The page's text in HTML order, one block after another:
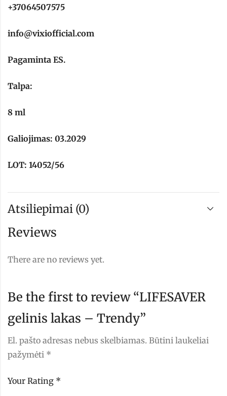
+37064507575
info@vixiofficial.com
Pagaminta ES.
Talpa:
8 ml
Galiojimas: 03.2029
LOT: 14052/56
Atsiliepimai (0)
Reviews
There are no reviews yet.
Be the first to review “LIFESAVER
gelinis lakas – Trendy”
El. pašto adresas nebus skelbiamas. Būtini laukeliai
pažymėti *
Your Rating *